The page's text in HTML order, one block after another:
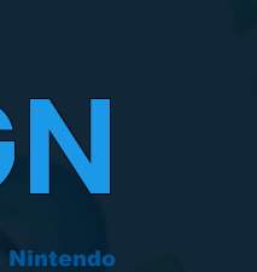
Nintendo